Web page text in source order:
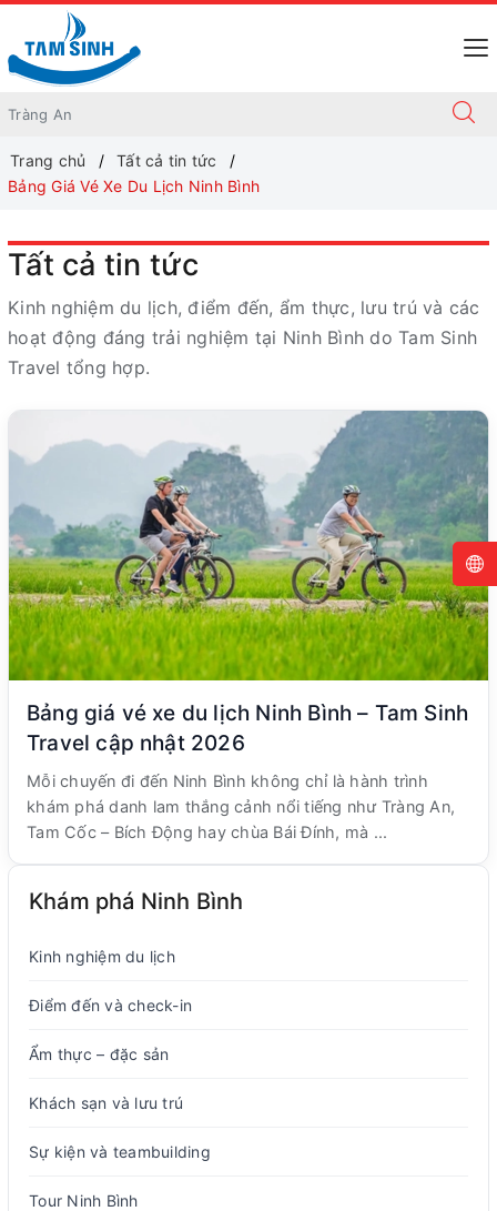
Trang chủ
Tất cả tin tức
Bảng Giá Vé Xe Du Lịch Ninh Bình
Tất cả tin tức
Kinh nghiệm du lịch, điểm đến, ẩm thực, lưu trú và các
hoạt động đáng trải nghiệm tại Ninh Bình do Tam Sinh
Travel tổng hợp.
Bảng giá vé xe du lịch Ninh Bình – Tam Sinh
Travel cập nhật 2026
Mỗi chuyến đi đến Ninh Bình không chỉ là hành trình
khám phá danh lam thắng cảnh nổi tiếng như Tràng An,
Tam Cốc – Bích Động hay chùa Bái Đính, mà ...
Khám phá Ninh Bình
Kinh nghiệm du lịch
Điểm đến và check-in
Ẩm thực – đặc sản
Khách sạn và lưu trú
Sự kiện và teambuilding
Tour Ninh Bình